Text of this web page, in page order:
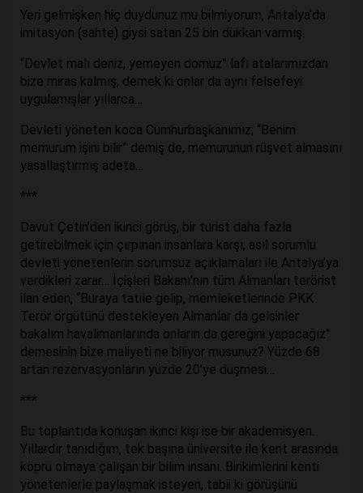
Yeri gelmişken hiç duydunuz mu bilmiyorum, Antalya’da
imitasyon (sahte) giysi satan 25 bin dükkan varmış.
“Devlet malı deniz, yemeyen domuz” lafı atalarımızdan
bize miras kalmış, demek ki onlar da aynı felsefeyi
uygulamışlar yıllarca…
Devleti yöneten koca Cumhurbaşkanımız; “Benim
memurum işini bilir” demiş de, memurunun rüşvet almasını
yasallaştırmış adeta…
***
Davut Çetin’den ikinci görüş, bir turist daha fazla
getirebilmek için çırpınan insanlara karşı, asıl sorumlu
devleti yönetenlerin sorumsuz açıklamaları ile Antalya’ya
verdikleri zarar… İçişleri Bakanı’nın tüm Almanları terörist
ilan eden, “Buraya tatile gelip, memleketlerinde PKK
Terör örgütünü destekleyen Almanlar da gelsinler
bakalım havalimanlarında onların da gereğini yapacağız”
demesinin bize maliyeti ne biliyor musunuz? Yüzde 68
artan rezervasyonların yüzde 20’ye düşmesi…
***
Bu toplantıda konuşan ikinci kişi ise bir akademisyen.
Yıllardır tanıdığım, tek başına üniversite ile kent arasında
köprü olmaya çalışan bir bilim insanı. Birikimlerini kenti
yönetenlerle paylaşmak isteyen, tabii ki görüşünü